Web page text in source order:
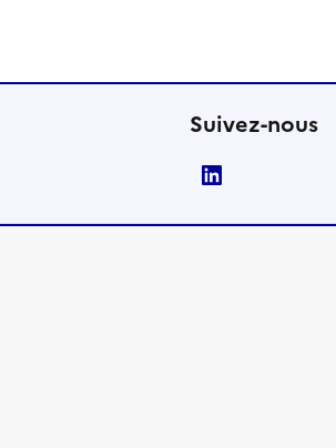
Suivez-nous